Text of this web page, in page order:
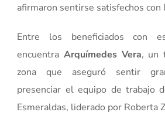
afirmaron sentirse satisfechos con
Entre los beneficiados con
encuentra Arquímedes Vera, un
zona que aseguró sentir
presenciar el equipo de trabajo
Esmeraldas, liderado por Roberta